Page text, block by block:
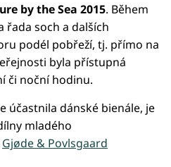
by the Sea 2015. Během
řada soch a dalších
podél pobřeží, tj. přímo na
byla přístupná
či noční hodinu.
účastnila dánské bienále, je
mladého
Gjøde & Povlsgaard